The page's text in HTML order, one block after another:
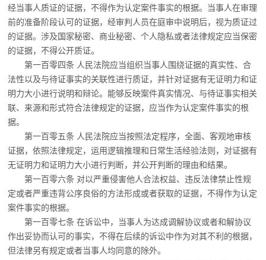
经当事人质证的证据， 不得作为认定案件事实的根据。当事人在审理
前的准备阶段认可的证据，经审判人员在庭审中说明后，视为质证过
的证据。涉及国家秘密、商业秘密、个人隐私或者法律规定应当保密
的证据，不得公开质证。
第一百零四条 人民法院应当组织当事人围绕证据的真实性、合
法性以及与待证事实的关联性进行质证，并针对证据有无证明力和证
明力大小进行说明和辩论。能够反映案件真实情况、与待证事实相关
联、来源和形式符合法律规定的证据，应当作为认定案件事实的根
据。
第一百零五条 人民法院应当按照法定程序，全面、客观地审核
证据，依照法律规定，运用逻辑推理和日常生活经验法则，对证据有
无证明力和证明力大小进行判断，并公开判断的理由和结果。
第一百零六条 对以严重侵害他人合法权益、违反法律禁止性规
定或者严重违背公序良俗的方法形成或者获取的证据，不得作为认定
案件事实的根据。
第一百零七条 在诉讼中，当事人为达成调解协议或者和解协议
作出妥协而认可的事实，不得在后续的诉讼中作为对其不利的根据，
但法律另有规定或者当事人均同意的除外。